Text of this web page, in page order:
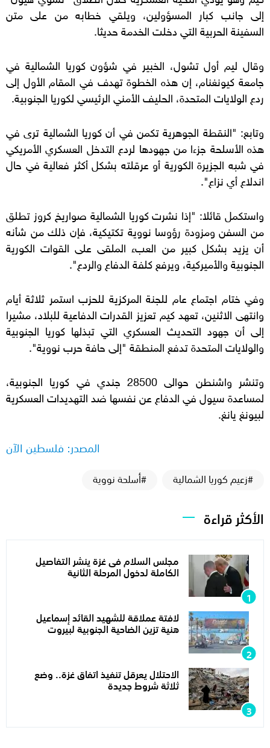
إلى جانب كبار المسؤولين، ويلقي خطابه من على متن
السفينة الحربية التي دخلت الخدمة حديثا.
وقال ليم أول تشول، الخبير في شؤون كوريا الشمالية في
جامعة كيونغنام، إن هذه الخطوة تهدف في المقام الأول إلى
ردع الولايات المتحدة، الحليف الأمني الرئيسي لكوريا الجنوبية.
وتابع: "النقطة الجوهرية تكمن في أن كوريا الشمالية ترى في
هذه الأسلحة جزءا من جهودها لردع التدخل العسكري الأمريكي
في شبه الجزيرة الكورية أو عرقلته بشكل أكثر فعالية في حال
اندلاع أي نزاع".
واستكمل قائلا: "إذا نشرت كوريا الشمالية صواريخ كروز تطلق
من السفن ومزودة رؤوسا نووية تكتيكية، فإن ذلك من شأنه
أن يزيد بشكل كبير من العبء الملقى على القوات الكورية
الجنوبية والأميركية، ويرفع كلفة الدفاع والردع".
وفي ختام اجتماع عام للجنة المركزية للحزب استمر ثلاثة أيام
وانتهى الاثنين، تعهد كيم تعزيز القدرات الدفاعية للبلاد، مشيرا
إلى أن جهود التحديث العسكري التي تبذلها كوريا الجنوبية
والولايات المتحدة تدفع المنطقة "إلى حافة حرب نووية".
وتنشر واشنطن حوالى 28500 جندي في كوريا الجنوبية،
لمساعدة سيول في الدفاع عن نفسها ضد التهديدات العسكرية
لبيونغ يانغ.
المصدر: فلسطين الآن
#زعيم كوريا الشمالية #أسلحة نووية
الأكثر قراءة
مجلس السلام فى غزة ينشر التفاصيل
الكاملة لدخول المرحلة الثانية
لافتة عملاقة للشهيد القائد إسماعيل
هنية تزين الضاحية الجنوبية لبيروت
الاحتلال يعرقل تنفيذ اتفاق غزة.. وضع
ثلاثة شروط جديدة